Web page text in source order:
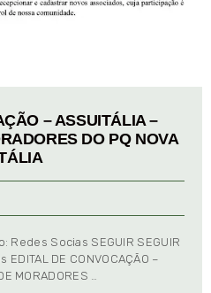
– ASSUITÁLIA –
DO PQ NOVA
Socias SEGUIR SEGUIR
DE CONVOCAÇÃO –
MORADORES …